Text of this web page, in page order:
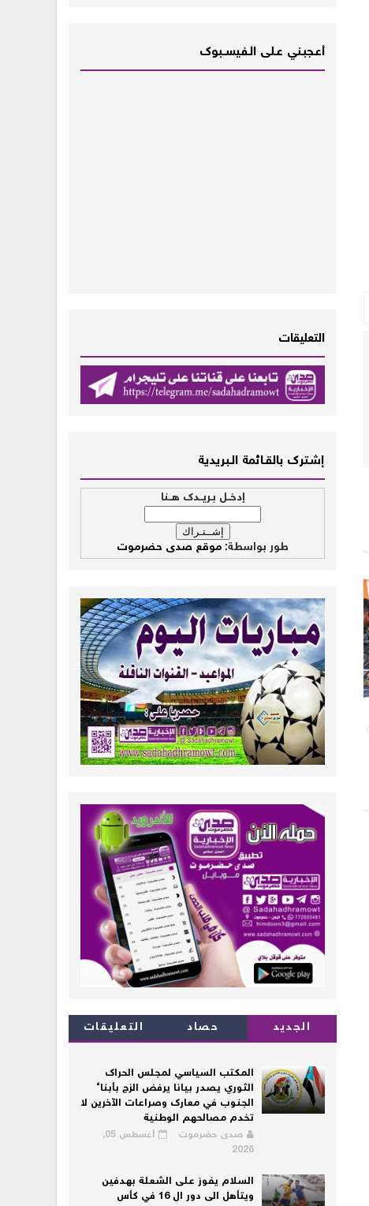
أعـــجبــني عـــلى الــفــيســــبوك
التعليقات
إشــترك بالقـــائمة الــبريدية
إدخــل بـريــدك هــنا
طور بواسطة: موقع صدى حضرموت
الجديد حصاد التعليقات
المكتب السياسي لمجلس الحراك
الثوري يصدر بيانا يرفض الزج بأبناء
الجنوب في معارك وصراعات الآخرين لا
تخدم مصالحهم الوطنية
صدى حضرموت
أغسطس 05,
2026
السلام يفوز على الشعلة بهدفين
ويتأهل الى دور ال 16 في كأس